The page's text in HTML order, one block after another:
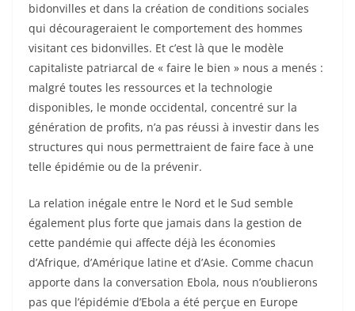
bidonvilles et dans la création de conditions sociales
qui décourageraient le comportement des hommes
visitant ces bidonvilles. Et c’est là que le modèle
capitaliste patriarcal de « faire le bien » nous a menés :
malgré toutes les ressources et la technologie
disponibles, le monde occidental, concentré sur la
génération de profits, n’a pas réussi à investir dans les
structures qui nous permettraient de faire face à une
telle épidémie ou de la prévenir.
La relation inégale entre le Nord et le Sud semble
également plus forte que jamais dans la gestion de
cette pandémie qui affecte déjà les économies
d’Afrique, d’Amérique latine et d’Asie. Comme chacun
apporte dans la conversation Ebola, nous n’oublierons
pas que l’épidémie d’Ebola a été perçue en Europe